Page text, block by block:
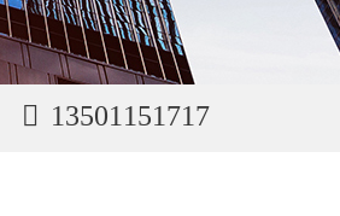
13501151717